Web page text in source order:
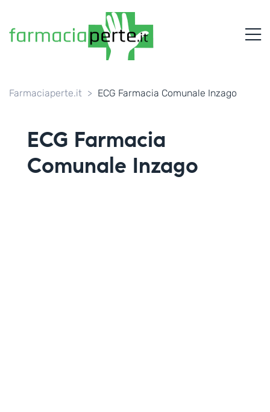
Servizi
Salute
Farmaciaperte.it > ECG Farmacia Comunale Inzago
ECG Farmacia
Comunale Inzago